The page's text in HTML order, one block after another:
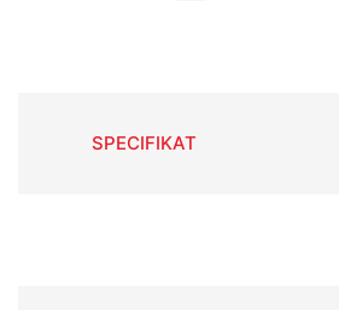
SPECIFIKAT